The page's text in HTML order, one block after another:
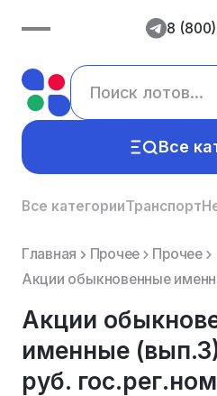
8
Все
Все категорииТранспорт
Главная Прочее
Прочее
Акции
именные
руб.